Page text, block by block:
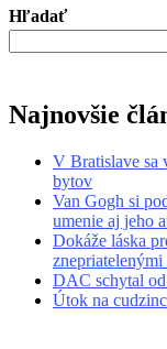
Hľadať
Najnovšie
V Bratislave sa
bytov
Van Gogh si
umenie aj jeho
Dokáže láska
znepriatelenými
DAC schytal od
Útok na